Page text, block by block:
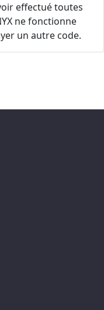
effectué toutes
ne fonctionne
un autre code.